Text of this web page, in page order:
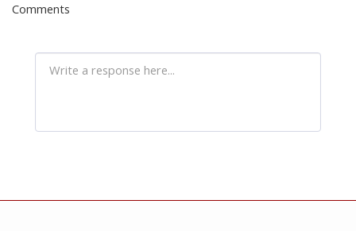
Comments